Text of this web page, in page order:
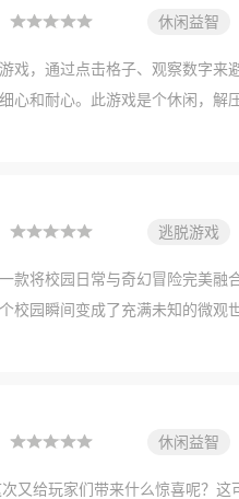
情发展。随着关卡解锁逐步推进
休闲益智
戏，通过点击格子、观察数字来
心和耐心。此游戏是个休闲，解
年龄喽。
逃脱游戏
款将校园日常与奇幻冒险完美融
校园瞬间变成了充满未知的微观
休闲益智
又给玩家们带来什么惊喜呢？这